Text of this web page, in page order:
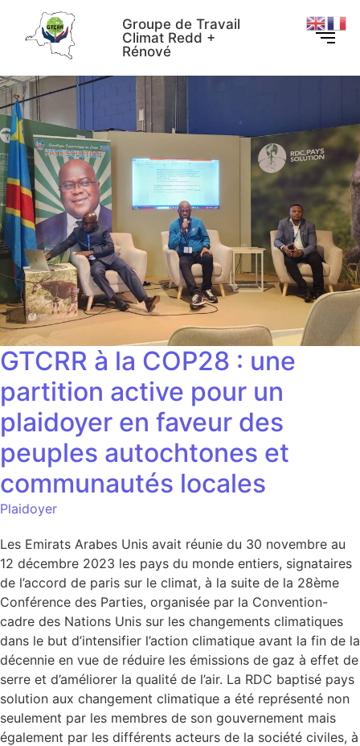
Groupe de Travail
Climat Redd +
Rénové
GTCRR à la COP28 : une
partition active pour un
plaidoyer en faveur des
peuples autochtones et
communautés locales
Plaidoyer
Les Emirats Arabes Unis avait réunie du 30 novembre au
12 décembre 2023 les pays du monde entiers, signataires
de l’accord de paris sur le climat, à la suite de la 28ème
Conférence des Parties, organisée par la Convention-
cadre des Nations Unis sur les changements climatiques
dans le but d’intensifier l’action climatique avant la fin de la
décennie en vue de réduire les émissions de gaz à effet de
serre et d’améliorer la qualité de l’air. La RDC baptisé pays
solution aux changement climatique a été représenté non
seulement par les membres de son gouvernement mais
également par les différents acteurs de la société civiles, à